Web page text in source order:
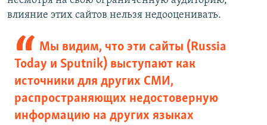
влияние этих сайтов нельзя недооценивать.
Мы видим, что эти сайты (Russia
Today и Sputnik) выступают как
источники для других СМИ,
распространяющих недостоверную
информацию на других языках